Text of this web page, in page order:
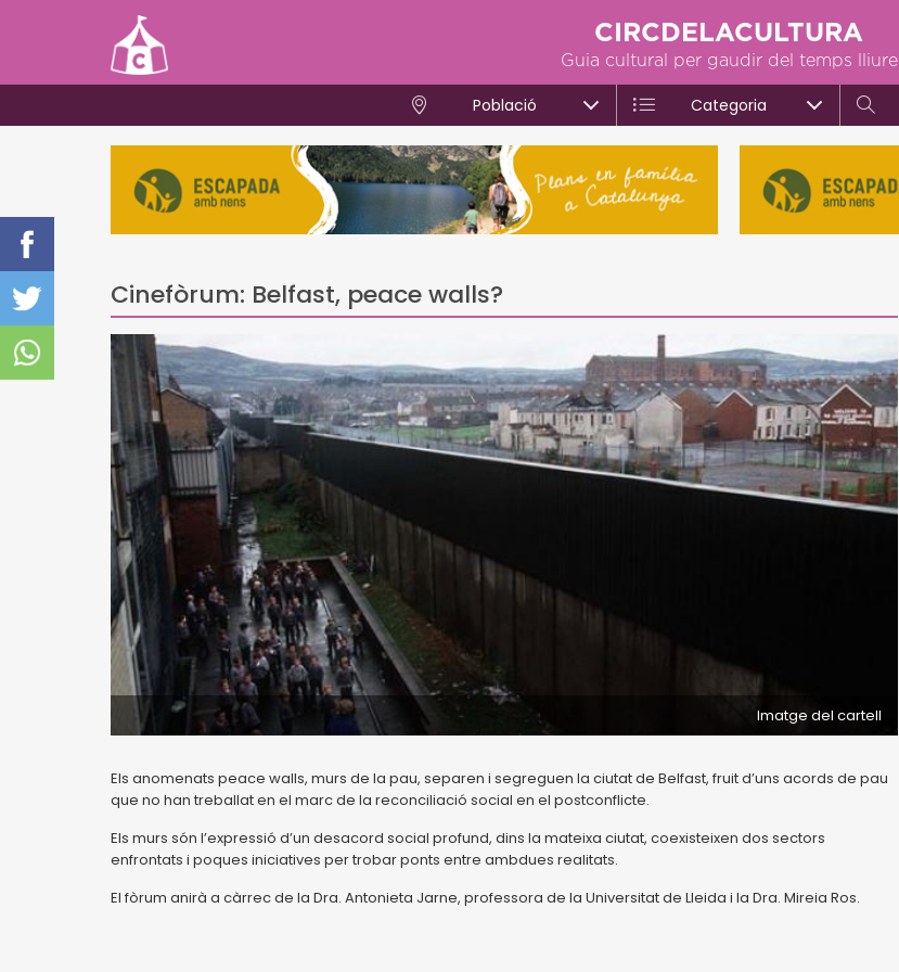
CIRCDELACULTURA
Guia cultural per gaudir del temps lliure
Població Categoria
Cinefòrum: Belfast, peace walls?
Imatge del cartell
Els anomenats peace walls, murs de la pau, separen i segreguen la ciutat de Belfast, fruit d’uns acords de pau
que no han treballat en el marc de la reconciliació social en el postconflicte.
Els murs són l’expressió d’un desacord social profund, dins la mateixa ciutat, coexisteixen dos sectors
enfrontats i poques iniciatives per trobar ponts entre ambdues realitats.
El fòrum anirà a càrrec de la Dra. Antonieta Jarne, professora de la Universitat de Lleida i la Dra. Mireia Ros.